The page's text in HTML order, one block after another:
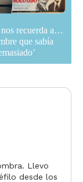
nos recuerda a…
que sabía
Llevo
desde los